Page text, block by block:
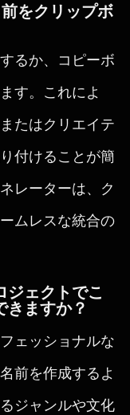
をクリップボ
るか、コピーボ
す。これによ
たはクリエイテ
付けることが簡
レーターは、ク
ムレスな統合の
ジェクトでこ
きますか？
ェッショナルな
前を作成するよ
ジャンルや文化